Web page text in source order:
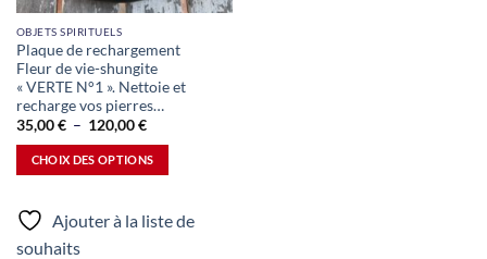
OBJETS SPIRITUELS
Plaque de rechargement
Fleur de vie-shungite
« VERTE N°1 ». Nettoie et
recharge vos pierres…
35,00€ – 120,00€Plage
prix :
35,00 €
à
CHOIX DES OPTIONS
Ce
produit
a
plusieurs
variations.
Les
être
choisies
Ajouter à la liste de
souhaits